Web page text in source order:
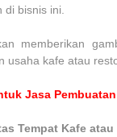
bisnis ini.
memberikan
usaha kafe atau
Jasa
Tempat Kafe atau